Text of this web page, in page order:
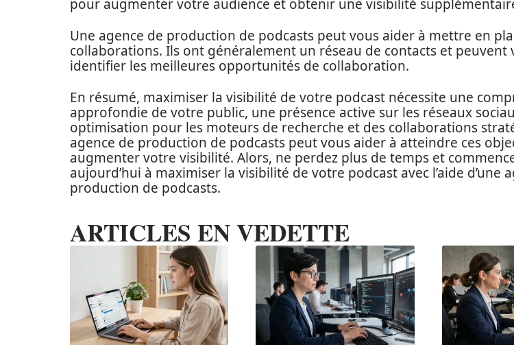
pour augmenter votre audience et obtenir une visibilité
Une agence de production de podcasts peut vous aider à mettre en
collaborations. Ils ont généralement un réseau de contacts et peuvent
identifier les meilleures opportunités de collaboration.
En résumé, maximiser la visibilité de votre podcast nécessite une
approfondie de votre public, une présence active sur les réseaux
optimisation pour les moteurs de recherche et des collaborations
agence de production de podcasts peut vous aider à atteindre ces
augmenter votre visibilité. Alors, ne perdez plus de temps et
aujourd’hui à maximiser la visibilité de votre podcast avec l’aide d’une
production de podcasts.
ARTICLES EN VEDETTE